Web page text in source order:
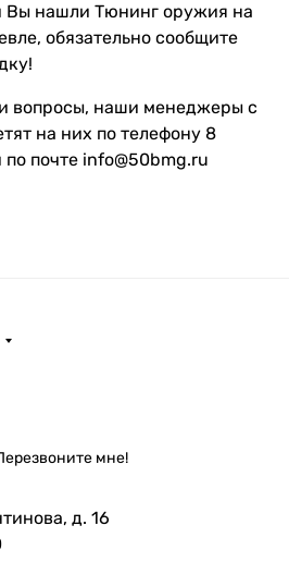
Вы нашли Тюнинг оружия на
обязательно сообщите
вопросы, наши менеджеры с
на них по телефону 8
почте info@50bmg.ru
мне!
д. 16